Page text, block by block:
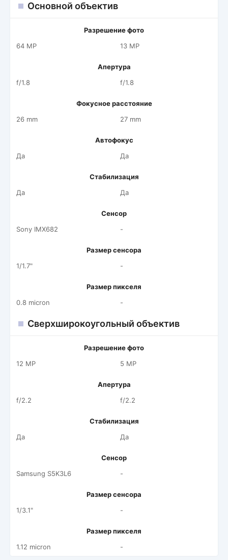
Основной объектив
Разрешение фото
64 MP
13 MP
Апертура
f/1.8
f/1.8
Фокусное расстояние
26 mm
27 mm
Автофокус
Да
Да
Стабилизация
Да
Да
Сенсор
Sony IMX682
-
Размер сенсора
1/1.7"
-
Размер пикселя
0.8 micron
-
Сверхширокоугольный объектив
Разрешение фото
12 MP
5 MP
Апертура
f/2.2
f/2.2
Стабилизация
Да
Да
Сенсор
Samsung S5K3L6
-
Размер сенсора
1/3.1"
-
Размер пикселя
1.12 micron
-